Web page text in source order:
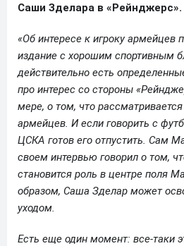
Саши Зделара в «Рейнджерс».
«Об интересе к игроку армейцев
издание с хорошим спортивным
действительно есть
про интерес со стороны
мере, о том, что
армейцев. И если говорить с
ЦСКА готов его отпустить. Сам
своем интервью говорил о том,
становится роль в центре поля
образом, Саша Зделар может
уходом.
Есть еще один момент: все-таки